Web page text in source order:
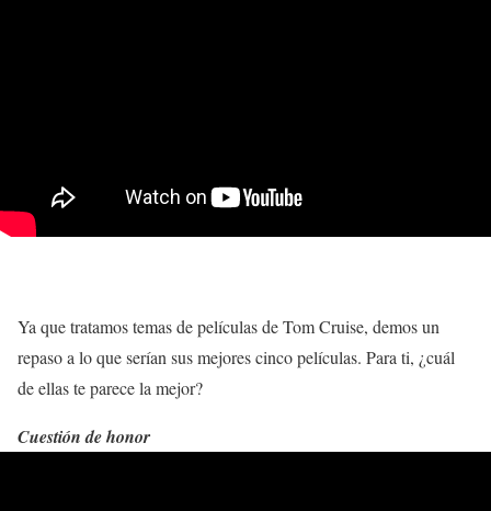
Ya que tratamos temas de películas de Tom Cruise, demos un
repaso a lo que serían sus mejores cinco películas. Para ti, ¿cuál
de ellas te parece la mejor?
Cuestión de honor